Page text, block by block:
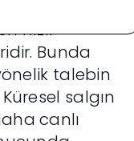
hızlı
Bunda
talebin
salgın
canlı